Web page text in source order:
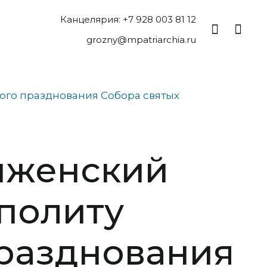
Канцелярия: +7 928 003 81 12
grozny@mpatriarchia.ru
празднования Собора святых